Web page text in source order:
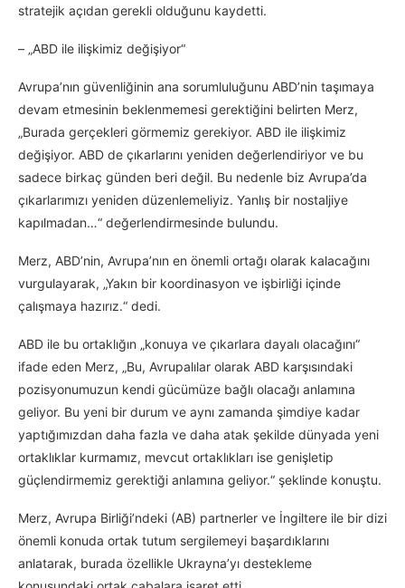
stratejik açıdan gerekli olduğunu kaydetti.
– „ABD ile ilişkimiz değişiyor“
Avrupa’nın güvenliğinin ana sorumluluğunu ABD’nin taşımaya
devam etmesinin beklenmemesi gerektiğini belirten Merz,
„Burada gerçekleri görmemiz gerekiyor. ABD ile ilişkimiz
değişiyor. ABD de çıkarlarını yeniden değerlendiriyor ve bu
sadece birkaç günden beri değil. Bu nedenle biz Avrupa’da
çıkarlarımızı yeniden düzenlemeliyiz. Yanlış bir nostaljiye
kapılmadan…“ değerlendirmesinde bulundu.
Merz, ABD’nin, Avrupa’nın en önemli ortağı olarak kalacağını
vurgulayarak, „Yakın bir koordinasyon ve işbirliği içinde
çalışmaya hazırız.“ dedi.
ABD ile bu ortaklığın „konuya ve çıkarlara dayalı olacağını“
ifade eden Merz, „Bu, Avrupalılar olarak ABD karşısındaki
pozisyonumuzun kendi gücümüze bağlı olacağı anlamına
geliyor. Bu yeni bir durum ve aynı zamanda şimdiye kadar
yaptığımızdan daha fazla ve daha atak şekilde dünyada yeni
ortaklıklar kurmamız, mevcut ortaklıkları ise genişletip
güçlendirmemiz gerektiği anlamına geliyor.“ şeklinde konuştu.
Merz, Avrupa Birliği’ndeki (AB) partnerler ve İngiltere ile bir dizi
önemli konuda ortak tutum sergilemeyi başardıklarını
anlatarak, burada özellikle Ukrayna’yı destekleme